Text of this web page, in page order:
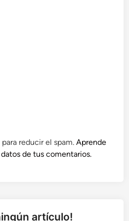
reducir el spam.Aprende
de tus comentarios.
artículo!